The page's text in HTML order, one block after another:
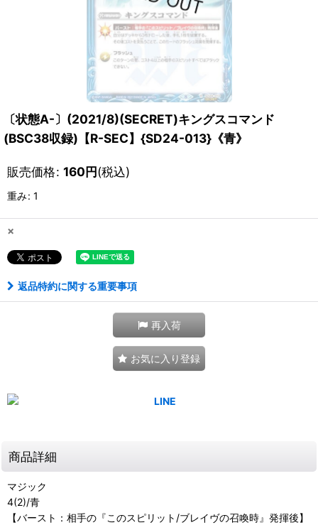
〔状態A-〕(2021/8)(SECRET)キングスコマンド
(BSC38収録)【R-SEC】{SD24-013}《青》
販売価格: 160円(税込)
重み: 1
×
返品特約に関する重要事項
再入荷
お気に入り登録
商品詳細
マジック
4(2)/青
【バースト：相手の『このスピリット/ブレイヴの召喚時』発揮後】